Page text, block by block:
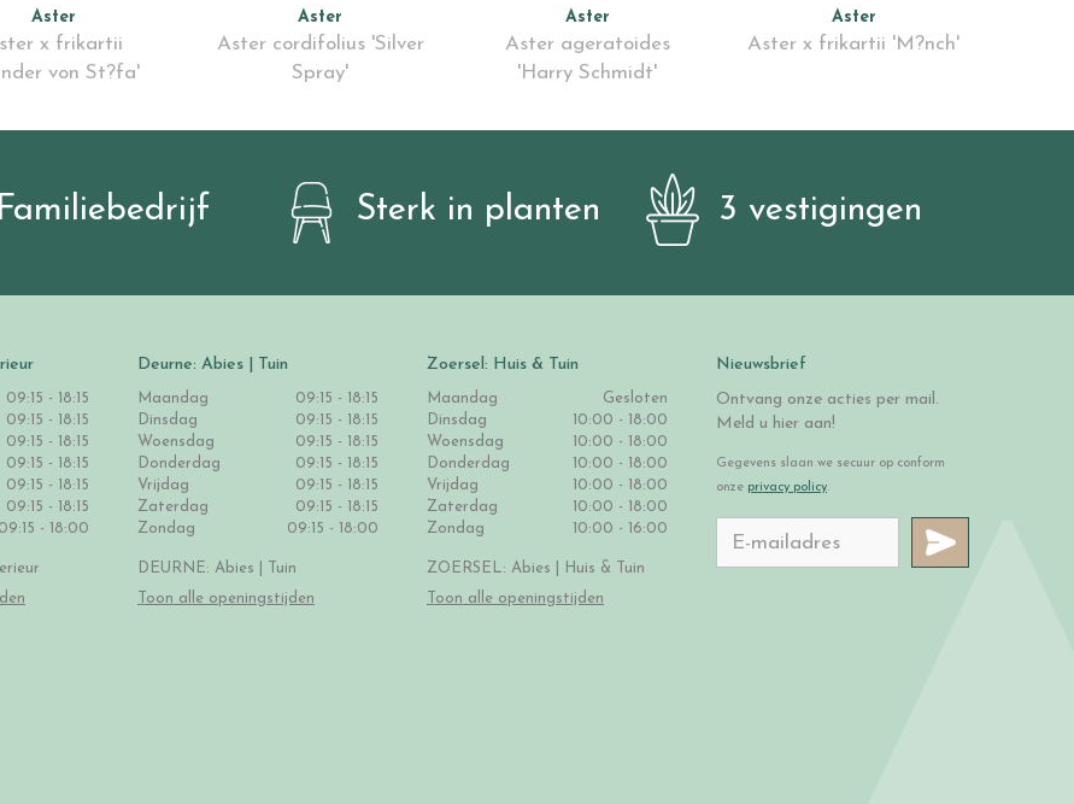
Aster
x frikartii
von St?fa'
Aster
Aster cordifolius 'Silver
Spray'
Aster
Aster ageratoides
'Harry Schmidt'
Aster
Aster x frikartii 'M?nch'
Familiebedrijf Sterk in planten 3 vestigingen
09:15 - 18:15
09:15 - 18:15
09:15 - 18:15
09:15 - 18:15
09:15 - 18:15
09:15 - 18:15
09:15 - 18:00
Deurne: Abies | Tuin
Maandag
09:15 - 18:15
Dinsdag
09:15 - 18:15
Woensdag
09:15 - 18:15
Donderdag
09:15 - 18:15
Vrijdag
09:15 - 18:15
Zaterdag
09:15 - 18:15
Zondag
09:15 - 18:00
DEURNE: Abies | Tuin
Toon alle openingstijden
Zoersel: Huis & Tuin
Maandag
Gesloten
Dinsdag
10:00 - 18:00
Woensdag
10:00 - 18:00
Donderdag
10:00 - 18:00
Vrijdag
10:00 - 18:00
Zaterdag
10:00 - 18:00
Zondag
10:00 - 16:00
ZOERSEL: Abies | Huis & Tuin
Toon alle openingstijden
Nieuwsbrief
Ontvang onze acties per mail.
Meld u hier aan!
Gegevens slaan we secuur op conform
onze privacy policy.